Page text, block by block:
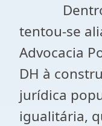
Dentro
tentou-se
Advocacia
DH à
jurídica
igualitária,